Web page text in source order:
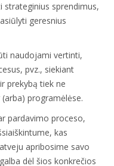
strateginius sprendimus,
geresnius
naudojami vertinti,
pvz., siekiant
prekybą tiek ne
programėlėse.
pardavimo proceso,
kas
apribosime savo
dėl šios konkrečios